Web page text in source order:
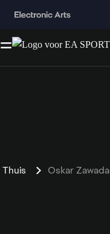
Thuis Oskar Zawada